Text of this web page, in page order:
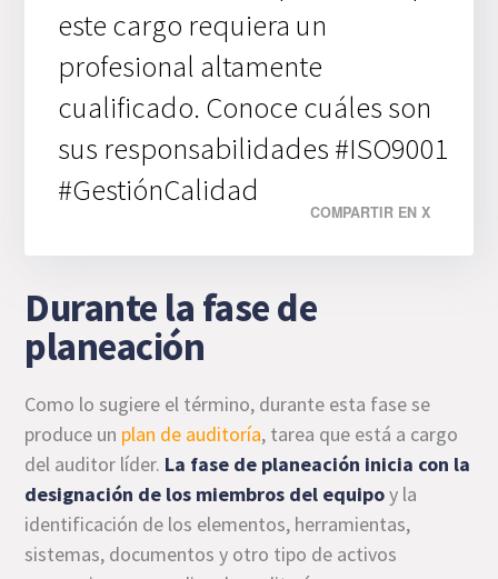
este cargo requiera un
profesional altamente
cualificado. Conoce cuáles son
sus responsabilidades #ISO9001
#GestiónCalidad
COMPARTIR EN X
Durante la fase de
planeación
Como lo sugiere el término, durante esta fase se
produce un plan de auditoría, tarea que está a cargo
del auditor líder. La fase de planeación inicia con la
designación de los miembros del equipoy la
identificación de los elementos, herramientas,
sistemas, documentos y otro tipo de activos